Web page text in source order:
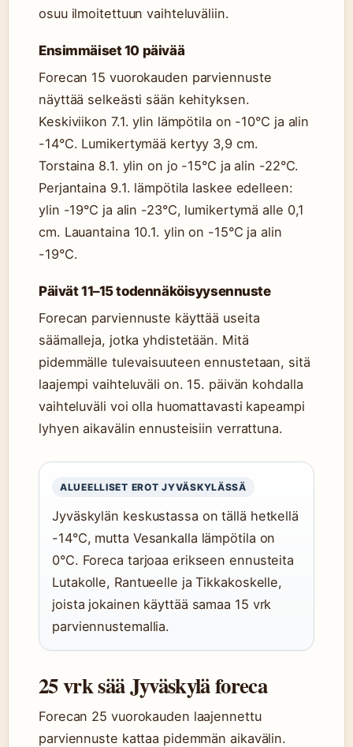
osuu ilmoitettuun vaihteluväliin.
Ensimmäiset 10 päivää
Forecan 15 vuorokauden parviennuste
näyttää selkeästi sään kehityksen.
Keskiviikon 7.1. ylin lämpötila on -10°C ja alin
-14°C. Lumikertymää kertyy 3,9 cm.
Torstaina 8.1. ylin on jo -15°C ja alin -22°C.
Perjantaina 9.1. lämpötila laskee edelleen:
ylin -19°C ja alin -23°C, lumikertymä alle 0,1
cm. Lauantaina 10.1. ylin on -15°C ja alin
-19°C.
Päivät 11–15 todennäköisyysennuste
Forecan parviennuste käyttää useita
säämalleja, jotka yhdistetään. Mitä
pidemmälle tulevaisuuteen ennustetaan, sitä
laajempi vaihteluväli on. 15. päivän kohdalla
vaihteluväli voi olla huomattavasti kapeampi
lyhyen aikavälin ennusteisiin verrattuna.
ALUEELLISET EROT JYVÄSKYLÄSSÄ
Jyväskylän keskustassa on tällä hetkellä
-14°C, mutta Vesankalla lämpötila on
0°C. Foreca tarjoaa erikseen ennusteita
Lutakolle, Rantueelle ja Tikkakoskelle,
joista jokainen käyttää samaa 15 vrk
parviennustemallia.
25 vrk sää Jyväskylä foreca
Forecan 25 vuorokauden laajennettu
parviennuste kattaa pidemmän aikavälin.